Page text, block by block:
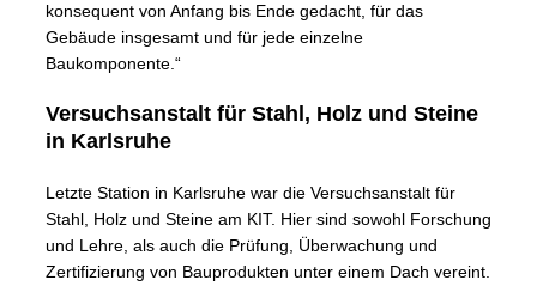
konsequent von Anfang bis Ende gedacht, für das
Gebäude insgesamt und für jede einzelne
Baukomponente.“
Versuchsanstalt für Stahl, Holz und Steine
in Karlsruhe
Letzte Station in Karlsruhe war die Versuchsanstalt für
Stahl, Holz und Steine am KIT. Hier sind sowohl Forschung
und Lehre, als auch die Prüfung, Überwachung und
Zertifizierung von Bauprodukten unter einem Dach vereint.